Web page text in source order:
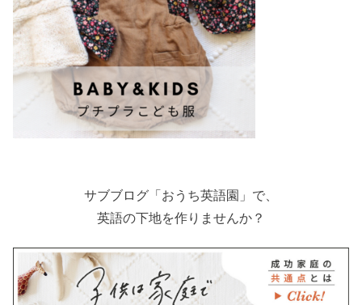
サブブログ「おうち英語園」で、
英語の下地を作りませんか？